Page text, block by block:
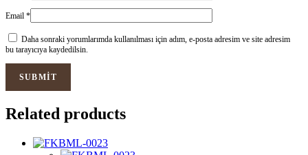
Email *
Daha sonraki yorumlarımda kullanılması için adım, e-posta adresim ve site adresim
bu tarayıcıya kaydedilsin.
Related products